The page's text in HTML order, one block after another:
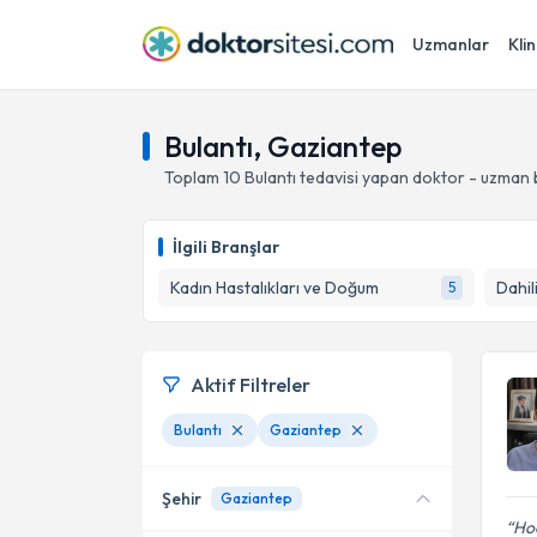
Uzmanlar
Bulantı, Gaziantep
Toplam 10 Bulantı tedavisi yapan doktor - uzman
İlgili Branşlar
Kadın Hastalıkları ve Doğum
5
Aktif Filtreler
Bulantı Gaziantep
Şehir Gaziantep